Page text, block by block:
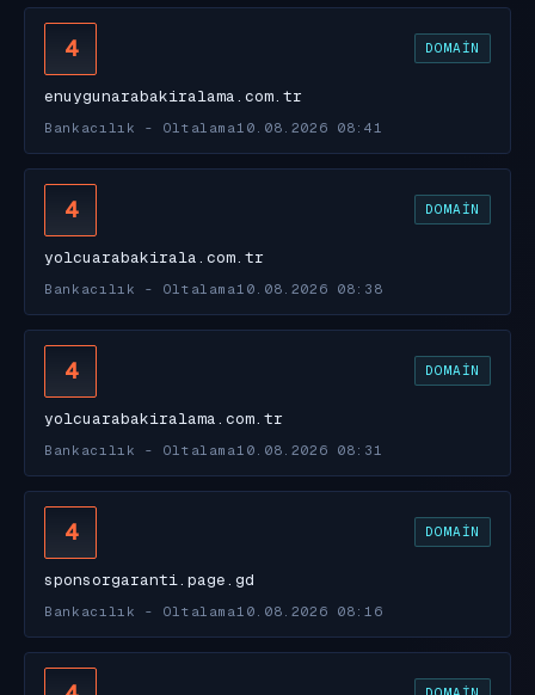
4 DOMAIN
enuygunarabakiralama.com.tr
Bankacılık - Oltalama 10.08.2026 08:41
4 DOMAIN
yolcuarabakirala.com.tr
Bankacılık - Oltalama 10.08.2026 08:38
4 DOMAIN
yolcuarabakiralama.com.tr
Bankacılık - Oltalama 10.08.2026 08:31
4 DOMAIN
sponsorgaranti.page.gd
Bankacılık - Oltalama 10.08.2026 08:16